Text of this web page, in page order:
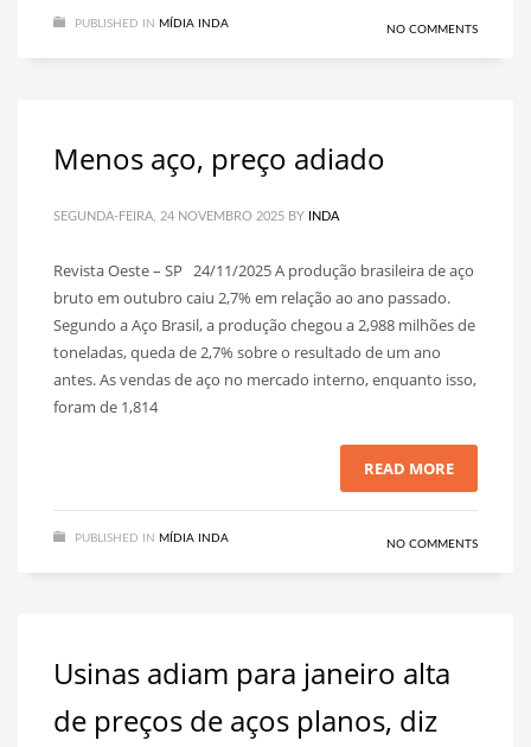
PUBLISHED IN MÍDIA INDA NO COMMENTS
Menos aço, preço adiado
SEGUNDA-FEIRA, 24 NOVEMBRO 2025 BY INDA
Revista Oeste – SP 24/11/2025 A produção brasileira de aço
bruto em outubro caiu 2,7% em relação ao ano passado.
Segundo a Aço Brasil, a produção chegou a 2,988 milhões de
toneladas, queda de 2,7% sobre o resultado de um ano
antes. As vendas de aço no mercado interno, enquanto isso,
foram de 1,814
READ MORE
PUBLISHED IN MÍDIA INDA NO COMMENTS
Usinas adiam para janeiro alta
de preços de aços planos, diz